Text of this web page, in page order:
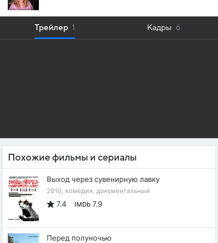
Трейлер 1 Кадры 6
Похожие фильмы и сериалы
Выход через сувенирную лавку
2010, комедия, документальный
7.4 IMDb 7.9
Перед полуночью